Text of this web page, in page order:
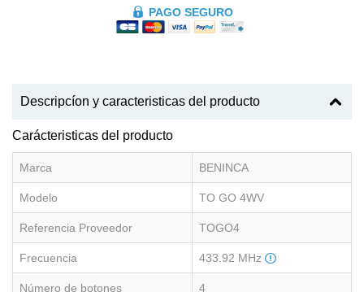
PAGO SEGURO
Descripcíon y caracteristicas del producto
Carácteristicas del producto
Marca BENINCA
Modelo TO GO 4WV
Referencia Proveedor TOGO4
Frecuencia 433.92 MHz
Número de botones 4